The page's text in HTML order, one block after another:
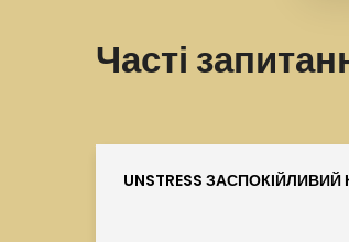
Часті
UNSTRESS